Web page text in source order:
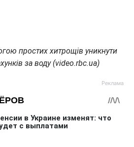
простих хитрощів уникнути
за воду (video.rbc.ua)